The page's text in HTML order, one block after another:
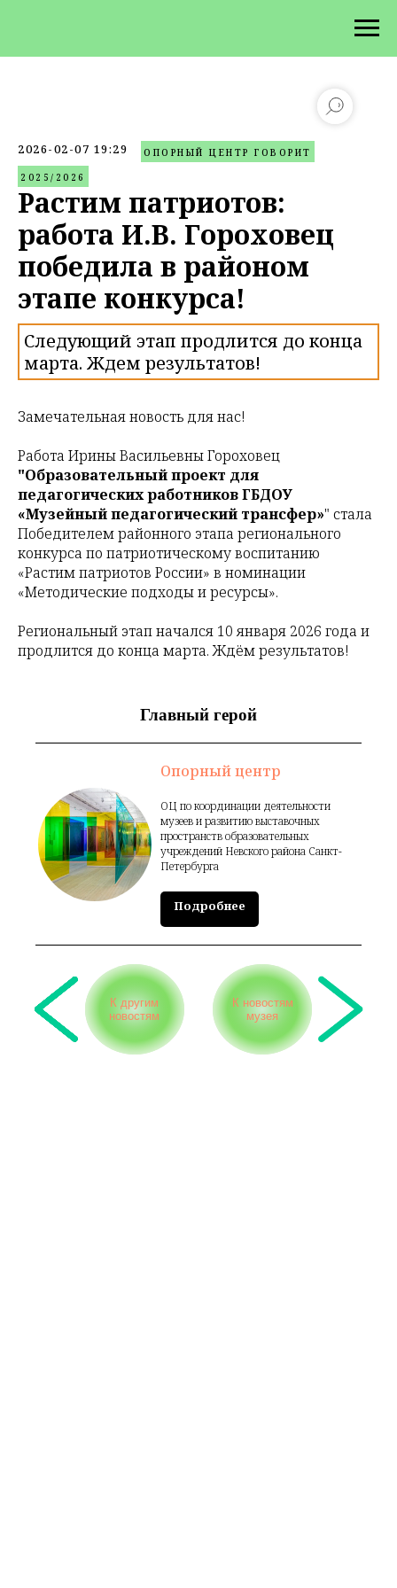
Растим патриотов:
работа И.В. Гороховец
победила в районом
этапе конкурса!
Следующий этап продлится до конца
марта. Ждем результатов!
Замечательная новость для нас!
РаботаИрины Васильевны Гороховец
"Образовательный проект для
педагогических работников ГБДОУ
«Музейный педагогический трансфер»" стала
Победителем районного этапа регионального
конкурса по патриотическому воспитанию
«Растим патриотов России» в номинации
«Методические подходы и ресурсы».
Региональный этап начался 10 января 2026 года и
продлится до конца марта. Ждём результатов!
2026-02-07 19:29
ОПОРНЫЙ ЦЕНТР ГОВОРИТ
2025/2026
Главный герой
Опорный центр
ОЦ по координации деятельности
музеев и развитию выставочных
пространств образовательных
учреждений Невского района Санкт-
Петербурга
Подробнее
К другим
новостям
К новостям
музея